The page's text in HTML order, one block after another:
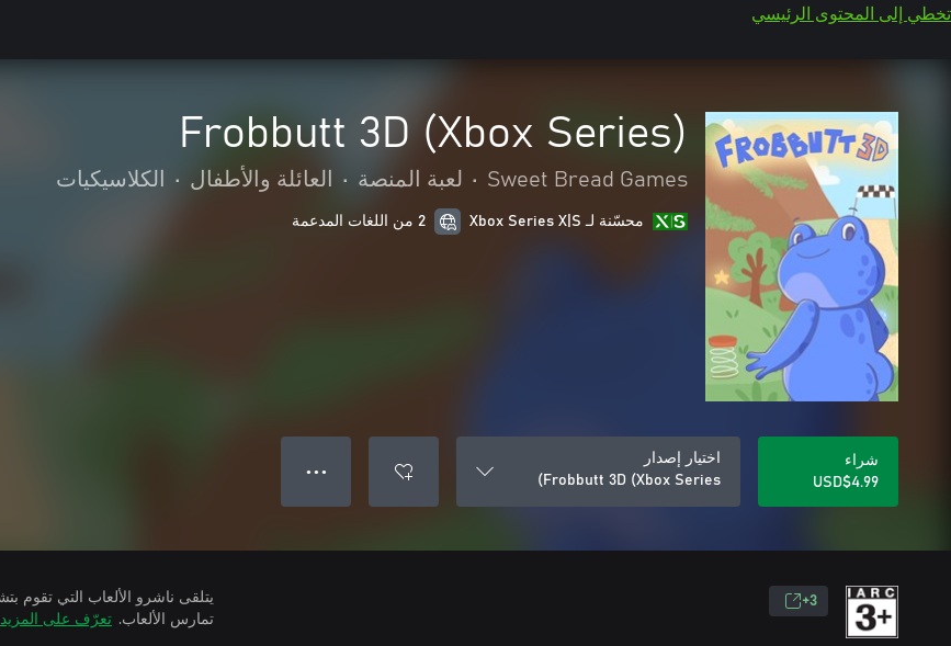
تخطي إلى المحتوى الرئيسي
Frobbutt 3D (Xbox Series)
Sweet Bread Games
• لعبة المنصة • العائلة والأطفال • الكلاسيكيات
محسّنة لـ Xbox Series X|S 2 من اللغات المدعمة
شراء
USD$4.99
اختيار إصدار
Frobbutt 3D (Xbox Series)
● ● ●
3+
تمارس الألعاب. تعرّف على المزيد